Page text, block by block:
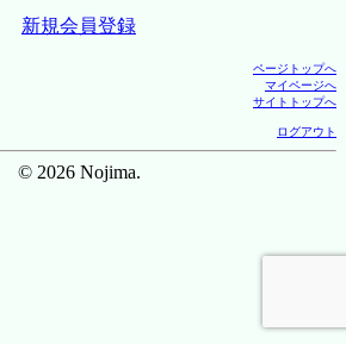
新規会員登録
ページトップへ
マイページへ
サイトトップへ
ログアウト
© 2026 Nojima.